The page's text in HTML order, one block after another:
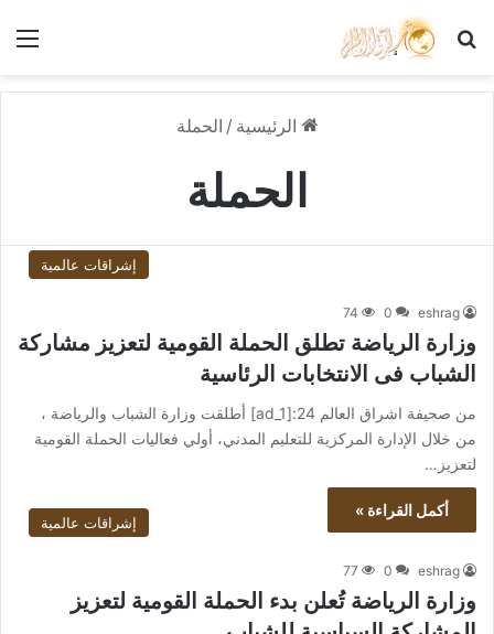
بحث عن
الرئيسية / الحملة
الحملة
إشراقات عالمية
eshrag
0
74
وزارة الرياضة تطلق الحملة القومية لتعزيز مشاركة
الشباب فى الانتخابات الرئاسية
من صحيفة اشراق العالم 24:[ad_1] أطلقت وزارة الشباب والرياضة ،
من خلال الإدارة المركزية للتعليم المدني، أولي فعاليات الحملة القومية
لتعزيز…
أكمل القراءة »
إشراقات عالمية
eshrag
0
77
وزارة الرياضة تُعلن بدء الحملة القومية لتعزيز